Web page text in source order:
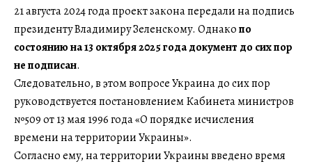
21 августа 2024 года проект закона передали на подпись
президенту Владимиру Зеленскому. Однакопо
состоянию на 13 октября 2025 года документ до сих пор
не подписан.
Следовательно, в этом вопросе Украина до сих пор
руководствуется постановлением Кабинета министров
№509 от 13 мая 1996 года «О порядке исчисления
времени на территории Украины».
Согласно ему, на территории Украины введено время